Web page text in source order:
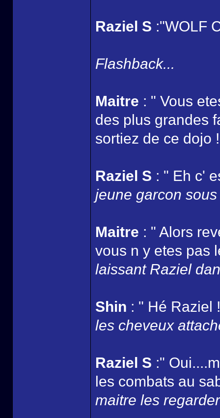
Raziel S :"WOLF
Flashback...
Maitre : " Vous
des plus grandes
sortiez de ce dojo
Raziel S : " Eh c'
jeune garcon
Maitre : " Alors
vous n y etes pas
laissant Raziel
Shin : " Hé Raziel
les cheveux
Raziel S :"
les combats au
maitre les